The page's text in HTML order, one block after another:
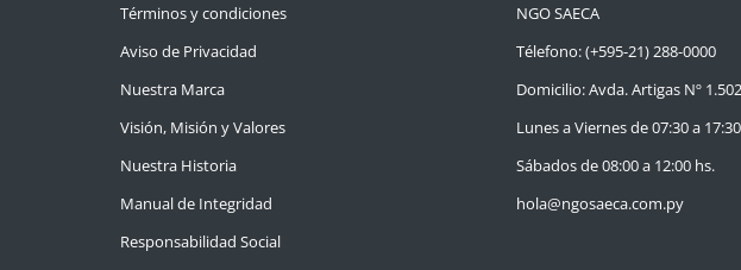
Términos y condiciones
Aviso de Privacidad
Nuestra Marca
Visión, Misión y Valores
Nuestra Historia
Manual de Integridad
Responsabilidad Social
NGO SAECA
Télefono: (+595-21) 288-0000
Domicilio: Avda. Artigas Nº 1.502
Lunes a Viernes de 07:30 a
Sábados de 08:00 a 12:00 hs.
hola@ngosaeca.com.py